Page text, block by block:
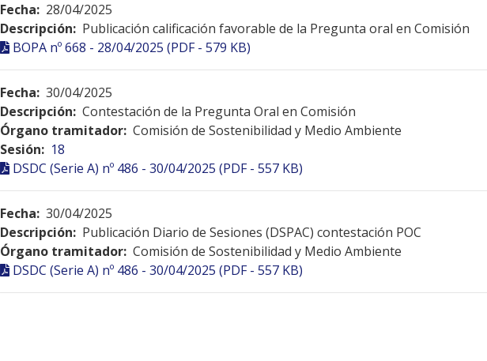
Fecha: 28/04/2025
Descripción: Publicación calificación favorable de la Pregunta oral en Comisión
BOPA nº 668 - 28/04/2025 (PDF - 579 KB)
Fecha: 30/04/2025
Descripción: Contestación de la Pregunta Oral en Comisión
Órgano tramitador: Comisión de Sostenibilidad y Medio Ambiente
Sesión: 18
DSDC (Serie A) nº 486 - 30/04/2025 (PDF - 557 KB)
Fecha: 30/04/2025
Descripción: Publicación Diario de Sesiones (DSPAC) contestación POC
Órgano tramitador: Comisión de Sostenibilidad y Medio Ambiente
DSDC (Serie A) nº 486 - 30/04/2025 (PDF - 557 KB)